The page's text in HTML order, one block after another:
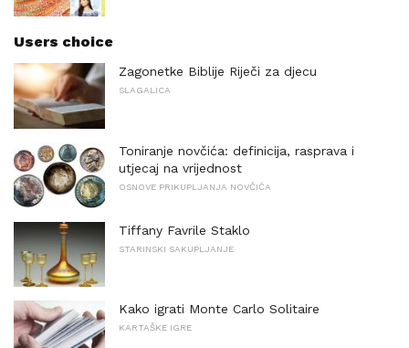
Users choice
Zagonetke Biblije Riječi za djecu
SLAGALICA
Toniranje novčića: definicija, rasprava i
utjecaj na vrijednost
OSNOVE PRIKUPLJANJA NOVČIĆA
Tiffany Favrile Staklo
STARINSKI SAKUPLJANJE
Kako igrati Monte Carlo Solitaire
KARTAŠKE IGRE